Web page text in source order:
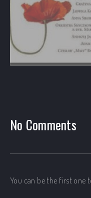
No Comments
You can be the first one